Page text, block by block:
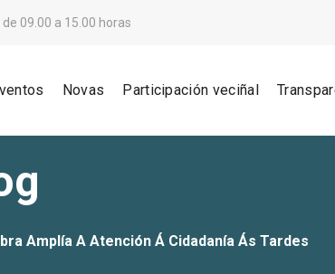
09.00 a 15.00 horas
Novas Participación veciñal
Amplía A Atención Á Cidadanía Ás Tardes